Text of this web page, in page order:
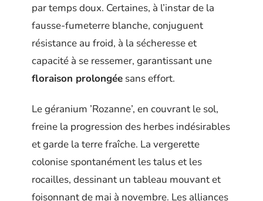
par temps doux. Certaines, à l’instar de la
fausse-fumeterre blanche, conjuguent
résistance au froid, à la sécheresse et
capacité à se ressemer, garantissant une
floraison prolongée sans effort.
Le géranium ’Rozanne’, en couvrant le sol,
freine la progression des herbes indésirables
et garde la terre fraîche. La vergerette
colonise spontanément les talus et les
rocailles, dessinant un tableau mouvant et
foisonnant de mai à novembre. Les alliances